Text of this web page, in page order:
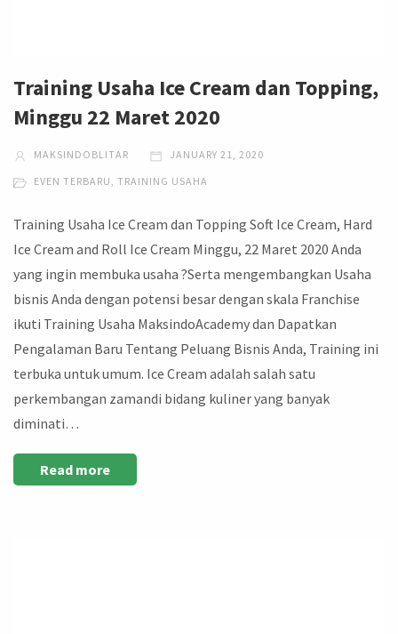
Training Usaha Ice Cream dan Topping,
Minggu 22 Maret 2020
MAKSINDOBLITAR JANUARY 21, 2020
EVEN TERBARU, TRAINING USAHA
Training Usaha Ice Cream dan Topping Soft Ice Cream, Hard
Ice Cream and Roll Ice Cream Minggu, 22 Maret 2020 Anda
yang ingin membuka usaha ?Serta mengembangkan Usaha
bisnis Anda dengan potensi besar dengan skala Franchise
ikuti Training Usaha MaksindoAcademy dan Dapatkan
Pengalaman Baru Tentang Peluang Bisnis Anda, Training ini
terbuka untuk umum. Ice Cream adalah salah satu
perkembangan zamandi bidang kuliner yang banyak
diminati…
Read more